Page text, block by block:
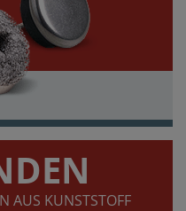
AUS KUNSTSTOFF